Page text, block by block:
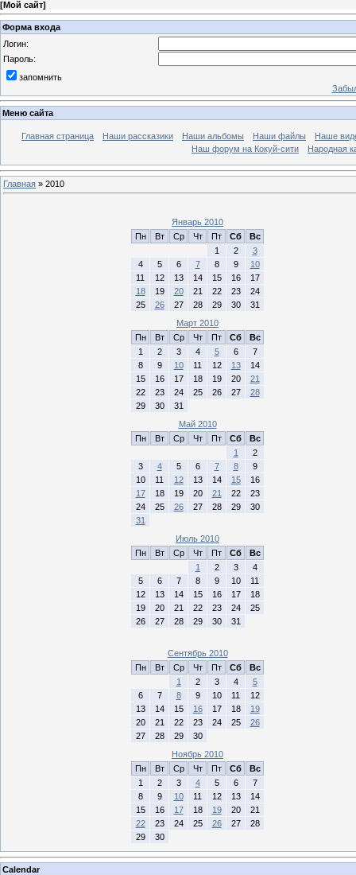
[Мой сайт]
Форма входа
Логин:
Пароль:
запомнить
Меню сайта
Главная страница Наши рассказики Наши альбомы Наши файлы
Наше
Наш форум на Кокуй-сити
Народная
Главная » 2010
Январь 2010
Пн
Вт Ср Чт Пт Сб
Вс
1
2
3
4
5 6 7 8 9
10
11
12 13 14 15 16
17
18
19 20 21 22 23
24
25
26 27 28 29 30
31
Март 2010
Пн
Вт Ср Чт Пт Сб
Вс
1
2 3 4 5 6
7
8
9 10 11 12 13
14
15
16 17 18 19 20
21
22
23 24 25 26 27
28
29
30
31
Май 2010
Пн
Вт Ср Чт Пт Сб
Вс
1
2
3
4 5 6 7 8
9
10
11 12 13 14 15
16
17
18 19 20 21 22
23
24
25 26 27 28 29
30
31
Июль 2010
Пн
Вт Ср Чт Пт Сб
Вс
1
2 3
4
5
6 7 8 9 10
11
12
13 14 15 16 17
18
19
20 21 22 23 24
25
26
27 28 29 30 31
Сентябрь 2010
Пн
Вт Ср Чт Пт Сб
Вс
1
2 3 4
5
6
7 8 9 10 11
12
13
14 15 16 17 18
19
20
21 22 23 24 25
26
27
28 29
30
Ноябрь 2010
Пн
Вт Ср Чт Пт Сб
Вс
1
2 3 4 5 6
7
8
9 10 11 12 13
14
15
16 17 18 19 20
21
22
23 24 25 26 27
28
29
30
Calendar